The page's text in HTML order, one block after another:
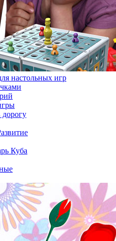
настольных игр
Куба